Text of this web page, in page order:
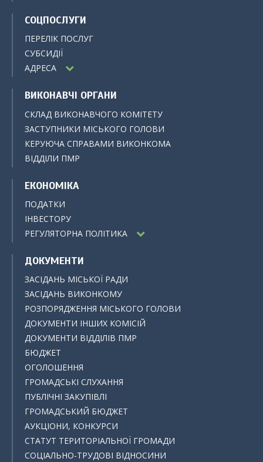
СОЦПОСЛУГИ
ПЕРЕЛІК ПОСЛУГ
СУБСИДІЇ
АДРЕСА
ВИКОНАВЧІ ОРГАНИ
СКЛАД ВИКОНАВЧОГО КОМІТЕТУ
ЗАСТУПНИКИ МІСЬКОГО ГОЛОВИ
КЕРУЮЧА СПРАВАМИ ВИКОНКОМА
ВІДДІЛИ ПМР
ЕКОНОМІКА
ПОДАТКИ
ІНВЕСТОРУ
РЕГУЛЯТОРНА ПОЛІТИКА
ДОКУМЕНТИ
ЗАСІДАНЬ МІСЬКОЇ РАДИ
ЗАСІДАНЬ ВИКОНКОМУ
РОЗПОРЯДЖЕННЯ МІСЬКОГО ГОЛОВИ
ДОКУМЕНТИ ІНШИХ КОМІСІЙ
ДОКУМЕНТИ ВІДДІЛІВ ПМР
БЮДЖЕТ
ОГОЛОШЕННЯ
ГРОМАДСЬКІ СЛУХАННЯ
ПУБЛІЧНІ ЗАКУПІВЛІ
ГРОМАДСЬКИЙ БЮДЖЕТ
АУКЦІОНИ, КОНКУРСИ
СТАТУТ ТЕРИТОРІАЛЬНОЇ ГРОМАДИ
СОЦІАЛЬНО-ТРУДОВІ ВІДНОСИНИ